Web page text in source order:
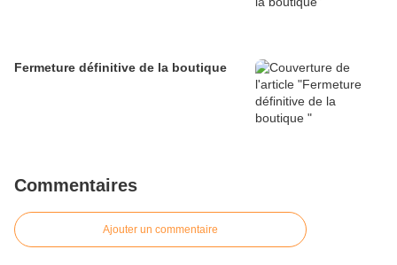
Fermeture définitive de la boutique
Commentaires
Ajouter un commentaire